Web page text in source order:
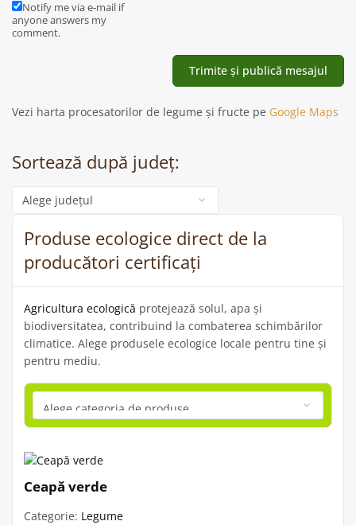
Notify me via e-mail if
anyone answers my
comment.
Vezi harta procesatorilor de legume și fructe pe Google Maps
Sortează după județ:
Categorie
Produse ecologice direct de la
producători certificați
Agricultura ecologică protejează solul, apa și
biodiversitatea, contribuind la combaterea schimbărilor
climatice. Alege produsele ecologice locale pentru tine și
pentru mediu.
Ceapă verde
Categorie: Legume